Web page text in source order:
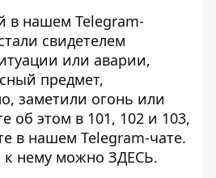
в нашем Telegram-
свидетелем
или аварии,
предмет,
заметили огонь или
об этом в 101, 102 и 103,
в нашем Telegram-чате.
к нему можно ЗДЕСЬ.